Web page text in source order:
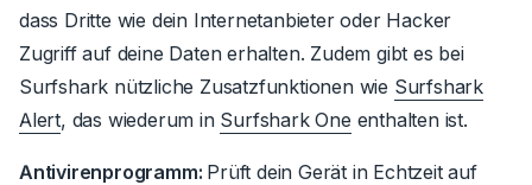
dass Dritte wie dein Internetanbieter oder Hacker
Zugriff auf deine Daten erhalten. Zudem gibt es bei
Surfshark nützliche Zusatzfunktionen wie Surfshark
Alert, das wiederum in Surfshark One enthalten ist.
Antivirenprogramm: Prüft dein Gerät in Echtzeit auf